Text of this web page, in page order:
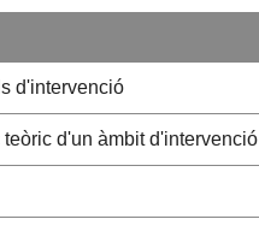
d'intervenció
d'un àmbit d'intervenció